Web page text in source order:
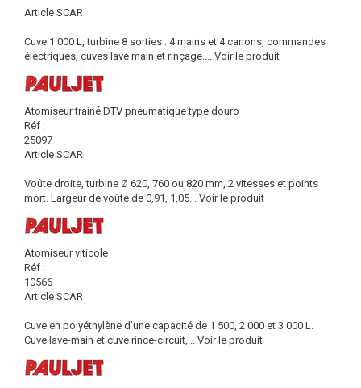
Article SCAR
Cuve 1 000 L, turbine 8 sorties : 4 mains et 4 canons, commandes
électriques, cuves lave main et rinçage.... Voir le produit
Atomiseur trainé DTV pneumatique type douro
Réf :
25097
Article SCAR
Voûte droite, turbine Ø 620, 760 ou 820 mm, 2 vitesses et points
mort. Largeur de voûte de 0,91, 1,05... Voir le produit
Atomiseur viticole
Réf :
10566
Article SCAR
Cuve en polyéthylène d'une capacité de 1 500, 2 000 et 3 000 L.
Cuve lave-main et cuve rince-circuit,... Voir le produit